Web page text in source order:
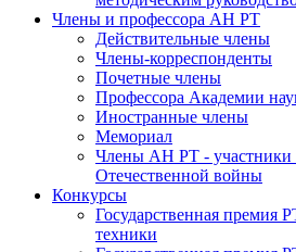
Члены и профессора АН РТ
Действительные члены
Члены-корреспонденты
Почетные члены
Профессора Академии
Иностранные члены
Мемориал
Члены АН РТ - участники
Отечественной войны
Конкурсы
Государственная премия
техники